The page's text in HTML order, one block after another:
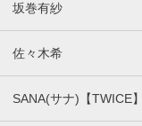
坂巻有紗
佐々木希
SANA(サナ)【TWICE】